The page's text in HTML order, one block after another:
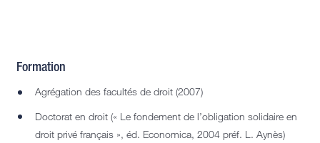
Formation
Agrégation des facultés de droit (2007)
Doctorat en droit (« Le fondement de l’obligation solidaire en
droit privé français », éd. Economica, 2004 préf. L. Aynès)